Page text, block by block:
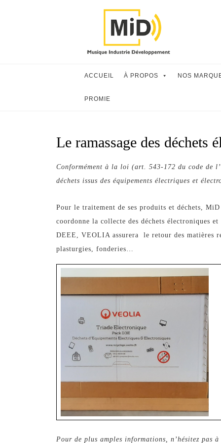
ACCUEIL À PROPOS NOS
PROMIE
Le ramassage des déchets
Conformément à la loi (art. 543-172 du code de
déchets issus des équipements électriques et
Pour le traitement de ses produits et déchets,
coordonne la collecte des déchets électroniques
DEEE, VEOLIA assurera le retour des matières
plasturgies, fonderies…
Pour de plus amples informations, n’hésitez pas